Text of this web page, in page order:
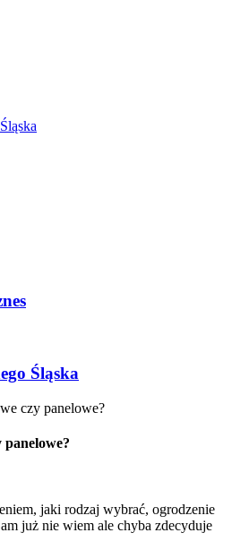
Śląska
czy panelowe?
panelowe?
jaki rodzaj wybrać, ogrodzenie
już nie wiem ale chyba zdecyduje